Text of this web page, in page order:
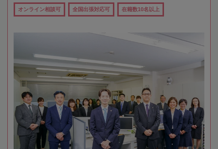
オンライン相談可 全国出張対応可 在籍数10名以上